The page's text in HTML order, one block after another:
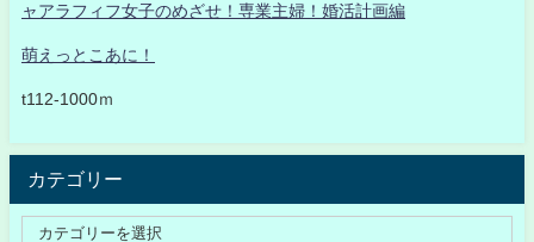
ャアラフィフ女子のめざせ！専業主婦！婚活計画編
萌えっとこあに！
t112-1000ｍ
カテゴリー